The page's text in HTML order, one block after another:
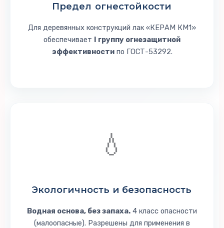
Предел огнестойкости
Для деревянных конструкций лак «КЕРАМ КМ1»
обеспечивает
I группу огнезащитной
эффективностипо ГОСТ-53292.
💧
Экологичность и безопасность
Водная основа, без запаха. 4 класс опасности
(малоопасные). Разрешены для применения в